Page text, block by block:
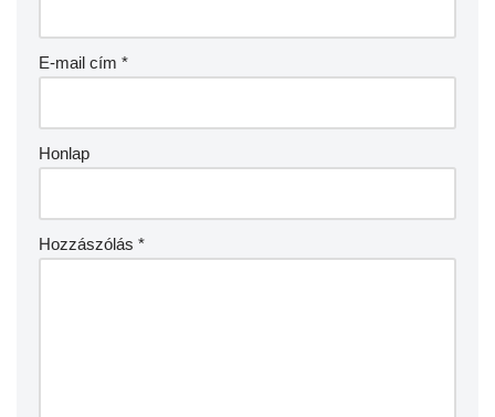
E-mail cím *
Honlap
Hozzászólás *